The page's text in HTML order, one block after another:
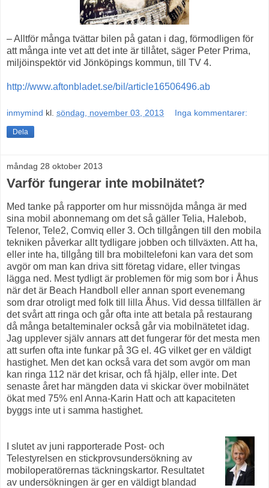
– Alltför många tvättar bilen på gatan i dag, förmodligen för
att många inte vet att det inte är tillåtet, säger Peter Prima,
miljöinspektör vid Jönköpings kommun, till TV 4.
http://www.aftonbladet.se/bil/article16506496.ab
inmymind kl. söndag, november 03, 2013 Inga kommentarer:
Dela
måndag 28 oktober 2013
Varför fungerar inte mobilnätet?
Med tanke på rapporter om hur missnöjda många är med
sina mobil abonnemang om det så gäller Telia, Halebob,
Telenor, Tele2, Comviq eller 3. Och tillgången till den mobila
tekniken påverkar allt tydligare jobben och tillväxten. Att ha,
eller inte ha, tillgång till bra mobiltelefoni kan vara det som
avgör om man kan driva sitt företag vidare, eller tvingas
lägga ned. Mest tydligt är problemen för mig som bor i Åhus
när det är Beach Handboll eller annan sport evenemang
som drar otroligt med folk till lilla Åhus. Vid dessa tillfällen är
det svårt att ringa och går ofta inte att betala på restaurang
då många betalteminaler också går via mobilnätetet idag.
Jag upplever själv annars att det fungerar för det mesta men
att surfen ofta inte funkar på 3G el. 4G vilket ger en väldigt
hastighet. Men det kan också vara det som avgör om man
kan ringa 112 när det krisar, och få hjälp, eller inte. Det
senaste året har mängden data vi skickar över mobilnätet
ökat med 75% enl Anna-Karin Hatt och att kapaciteten
byggs inte ut i samma hastighet.
I slutet av juni rapporterade Post- och
Telestyrelsen en stickprovsundersökning av
mobiloperatörernas täckningskartor. Resultatet
av undersökningen är ger en väldigt blandad